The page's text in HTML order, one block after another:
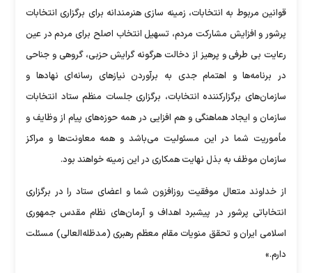
قوانین مربوط به انتخابات، زمینه سازی هنرمندانه برای برگزاری انتخابات
پرشور و افزایش مشارکت مردم، تسهیل انتخاب اصلح برای مردم در عین
رعایت بی طرفی و پرهیز از دخالت هرگونه گرایش حزبی، گروهی و جناحی
در برنامه‌ها و اهتمام جدی به برآوردن نیاز‌های رسانه‌ای نهاد‌ها و
سازمان‌های برگزارکننده انتخابات، برگزاری جلسات منظم ستاد انتخابات
سازمان و ایجاد هماهنگی و هم افزایی در همه حوزه‌های پیام از وظایف و
مأموریت شما در این مسئولیت می‌باشد و همه معاونت‌ها و مراکز
سازمان موظف به بذل نهایت همکاری در این زمینه خواهند بود.
از خداوند متعال موفقیت روزافزون شما و اعضای ستاد را در برگزاری
انتخاباتی پرشور در پیشبرد اهداف و آرمان‌های نظام مقدس جمهوری
اسلامی ایران و تحقق منویات مقام معظم رهبری (مدظله‌العالی) مسئلت
دارم.»